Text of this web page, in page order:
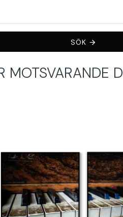
SÖK
MOTSVARANDE